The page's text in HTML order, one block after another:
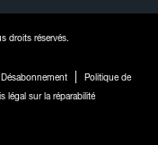
droits réservés.
Désabonnement|
Politique de
légal sur la réparabilité